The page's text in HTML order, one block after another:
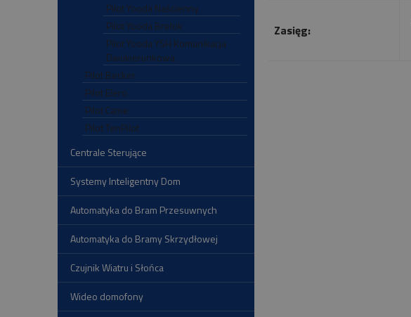
Pilot Yooda Naścienny
Pilot Yooda Brelok
Pilot Yooda YSH Komunikacja
Dwukierunkowa
Pilot Becker
Pilot Elero
Pilot Came
Pilot TenPilot
Centrale Sterujące
Systemy Inteligentny Dom
Automatyka do Bram Przesuwnych
Automatyka do Bramy Skrzydłowej
Czujnik Wiatru i Słońca
Wideo domofony
Zasięg: